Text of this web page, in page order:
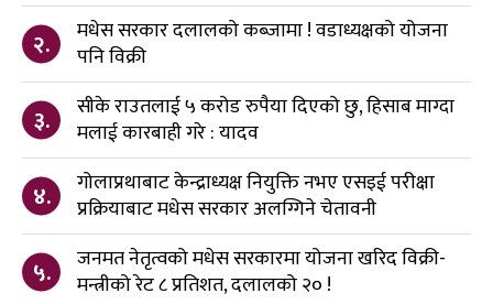
२.
मधेस सरकार दलालको कब्जामा ! वडाध्यक्षको योजना
पनि विक्री
३.
सीके राउतलाई ५ करोड रुपैया दिएको छु, हिसाब माग्दा
मलाई कारबाही गरे : यादव
४.
गोलाप्रथाबाट केन्द्राध्यक्ष नियुक्ति नभए एसइई परीक्षा
प्रक्रियाबाट मधेस सरकार अलग्गिने चेतावनी
५.
जनमत नेतृत्वको मधेस सरकारमा योजना खरिद विक्री-
मन्त्रीको रेट ८ प्रतिशत, दलालको २० !